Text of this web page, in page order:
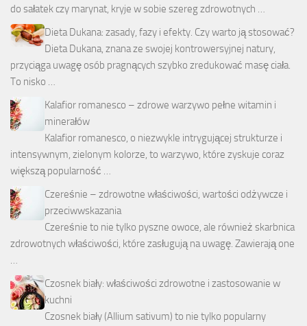
do sałatek czy marynat, kryje w sobie szereg zdrowotnych …
Dieta Dukana: zasady, fazy i efekty. Czy warto ją stosować?
Dieta Dukana, znana ze swojej kontrowersyjnej natury,
przyciąga uwagę osób pragnących szybko zredukować masę ciała.
To nisko …
Kalafior romanesco – zdrowe warzywo pełne witamin i
minerałów
Kalafior romanesco, o niezwykle intrygującej strukturze i
intensywnym, zielonym kolorze, to warzywo, które zyskuje coraz
większą popularność …
Czereśnie – zdrowotne właściwości, wartości odżywcze i
przeciwwskazania
Czereśnie to nie tylko pyszne owoce, ale również skarbnica
zdrowotnych właściwości, które zasługują na uwagę. Zawierają one
…
Czosnek biały: właściwości zdrowotne i zastosowanie w
kuchni
Czosnek biały (Allium sativum) to nie tylko popularny